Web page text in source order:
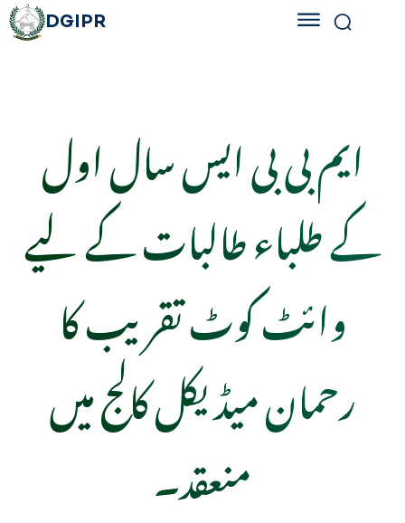
DGIPR
ایم بی بی ایس سال اول
کے طلباء طالبات کے لیے
وائٹ کوٹ تقریب کا
رحمان میڈیکل کالج میں
منعقد۔